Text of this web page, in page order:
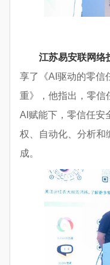
江苏易安联网络
享了《AI驱动的零信
重》，他指出，零信
AI赋能下，零信任安
权、自动化、分析和
成。